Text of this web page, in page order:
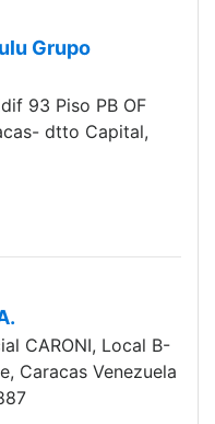
Grupo
93 Piso PB OF
dtto Capital,
CARONI, Local B-
Caracas Venezuela